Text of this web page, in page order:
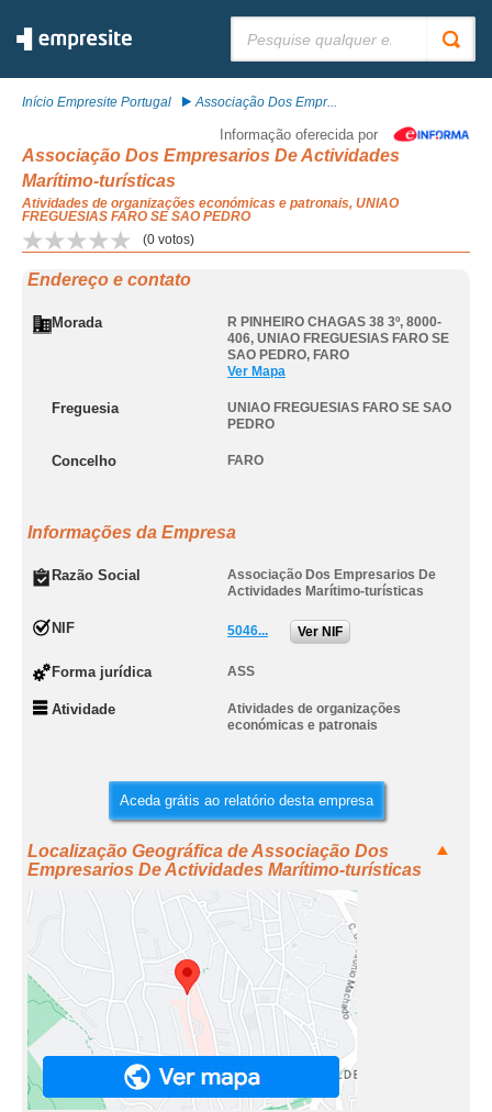
Início Empresite Portugal Associação Dos Empr...
Informação oferecida por
Associação Dos Empresarios De Actividades
Marítimo-turísticas
Atividades de organizações económicas e patronais, UNIAO
FREGUESIAS FARO SE SAO PEDRO
(0 votos)
Endereço e contato
Morada
R PINHEIRO CHAGAS 38 3º, 8000-
406, UNIAO FREGUESIAS FARO SE
SAO PEDRO, FARO
Ver Mapa
Freguesia
UNIAO FREGUESIAS FARO SE SAO
PEDRO
Concelho FARO
Informações da Empresa
Razão Social
Associação Dos Empresarios De
Actividades Marítimo-turísticas
NIF 5046... Ver NIF
Forma jurídica ASS
Atividade
Atividades de organizações
económicas e patronais
Aceda grátis ao relatório desta empresa
Localização Geográfica de Associação Dos
Empresarios De Actividades Marítimo-turísticas